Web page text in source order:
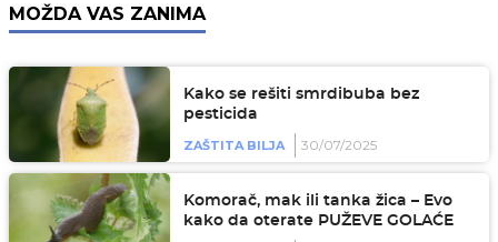
MOŽDA VAS ZANIMA
Kako se rešiti smrdibuba bez
pesticida
ZAŠTITA BILJA 30/07/2025
Komorač, mak ili tanka žica – Evo
kako da oterate PUŽEVE GOLAĆE